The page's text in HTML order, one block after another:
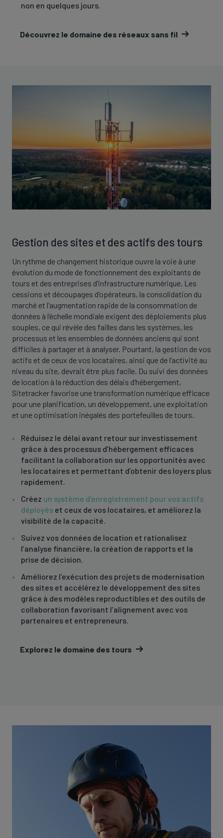
non en quelques jours.
Découvrez le domaine des réseaux sans fil
Gestion des sites et des actifs des tours
Un rythme de changement historique ouvre la voie à une
évolution du mode de fonctionnement des exploitants de
tours et des entreprises d’infrastructure numérique. Les
cessions et découpages d’opérateurs, la consolidation du
marché et l’augmentation rapide de la consommation de
données à l’échelle mondiale exigent des déploiements plus
souples, ce qui révèle des failles dans les systèmes, les
processus et les ensembles de données anciens qui sont
difficiles à partager et à analyser. Pourtant, la gestion de vos
actifs et de ceux de vos locataires, ainsi que de l’activité au
niveau du site, devrait être plus facile. Du suivi des données
de location à la réduction des délais d’hébergement,
Sitetracker favorise une transformation numérique efficace
pour une planification, un développement, une exploitation
et une optimisation inégalés des portefeuilles de tours.
Réduisez le délai avant retour sur investissement
grâce à des processus d’hébergement efficaces
facilitant la collaboration sur les opportunités avec
les locataires et permettant d’obtenir des loyers plus
rapidement.
Créez un système d’enregistrement pour vos actifs
déployés et ceux de vos locataires, et améliorez la
visibilité de la capacité.
Suivez vos données de location et rationalisez
l’analyse financière, la création de rapports et la
prise de décision.
Améliorez l’exécution des projets de modernisation
des sites et accélérez le développement des sites
grâce à des modèles reproductibles et des outils de
collaboration favorisant l’alignement avec vos
partenaires et entrepreneurs.
Explorez le domaine des tours